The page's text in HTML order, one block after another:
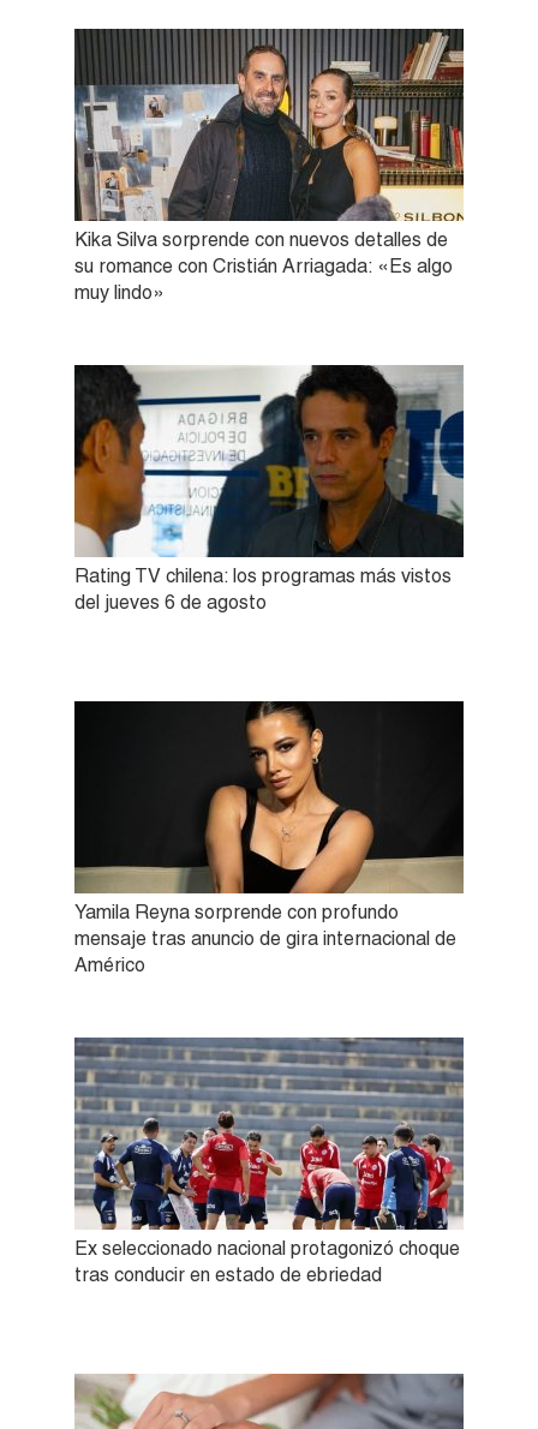
Kika Silva sorprende con nuevos detalles de
su romance con Cristián Arriagada: «Es algo
muy lindo»
Rating TV chilena: los programas más vistos
del jueves 6 de agosto
Yamila Reyna sorprende con profundo
mensaje tras anuncio de gira internacional de
Américo
Ex seleccionado nacional protagonizó choque
tras conducir en estado de ebriedad